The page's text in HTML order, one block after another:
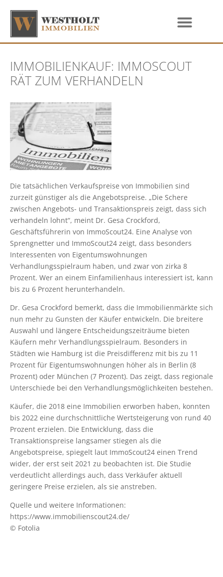
IMMOBILIENKAUF: IMMOSCOUT
RÄT ZUM VERHANDELN
Die tatsächlichen Verkaufspreise von Immobilien sind
zurzeit günstiger als die Angebotspreise. „Die Schere
zwischen Angebots- und Transaktionspreis zeigt, dass sich
verhandeln lohnt“, meint Dr. Gesa Crockford,
Geschäftsführerin von ImmoScout24. Eine Analyse von
Sprengnetter und ImmoScout24 zeigt, dass besonders
Interessenten von Eigentumswohnungen
Verhandlungsspielraum haben, und zwar von zirka 8
Prozent. Wer an einem Einfamilienhaus interessiert ist, kann
bis zu 6 Prozent herunterhandeln.
Dr. Gesa Crockford bemerkt, dass die Immobilienmärkte sich
nun mehr zu Gunsten der Käufer entwickeln. Die breitere
Auswahl und längere Entscheidungszeiträume bieten
Käufern mehr Verhandlungsspielraum. Besonders in
Städten wie Hamburg ist die Preisdifferenz mit bis zu 11
Prozent für Eigentumswohnungen höher als in Berlin (8
Prozent) oder München (7 Prozent). Das zeigt, dass regionale
Unterschiede bei den Verhandlungsmöglichkeiten bestehen.
Käufer, die 2018 eine Immobilien erworben haben, konnten
bis 2022 eine durchschnittliche Wertsteigerung von rund 40
Prozent erzielen. Die Entwicklung, dass die
Transaktionspreise langsamer stiegen als die
Angebotspreise, spiegelt laut ImmoScout24 einen Trend
wider, der erst seit 2021 zu beobachten ist. Die Studie
verdeutlicht allerdings auch, dass Verkäufer aktuell
geringere Preise erzielen, als sie anstreben.
Quelle und weitere Informationen:
https://www.immobilienscout24.de/
© Fotolia